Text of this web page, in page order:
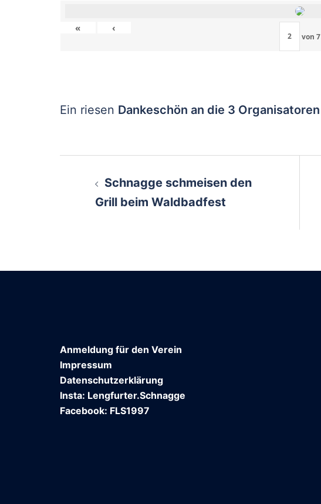
« ‹
von 7
Ein riesen Dankeschön an die 3 Organisatoren
Schnagge schmeisen den
Grill beim Waldbadfest
Anmeldung für den Verein
Impressum
Datenschutzerklärung
Insta: Lengfurter.Schnagge
Facebook: FLS1997